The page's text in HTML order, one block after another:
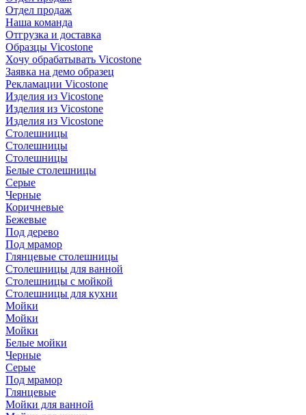
Отдел продаж
Наша команда
Отгрузка и доставка
Образцы Vicostone
Хочу обрабатывать Vicostone
Заявка на демо образец
Рекламации Vicostone
Изделия из Vicostone
Изделия из Vicostone
Изделия из Vicostone
Столешницы
Столешницы
Столешницы
Белые столешницы
Серые
Черные
Коричневые
Бежевые
Под дерево
Под мрамор
Глянцевые столешницы
Столешницы для ванной
Столешницы с мойкой
Столешницы для кухни
Мойки
Мойки
Мойки
Белые мойки
Черные
Серые
Под мрамор
Глянцевые
Мойки для ванной